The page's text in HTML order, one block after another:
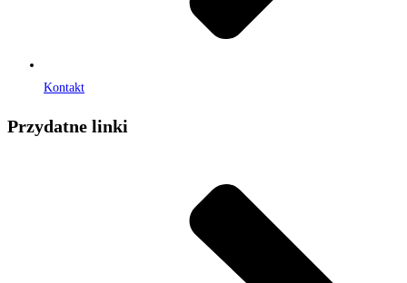
Kontakt
Przydatne linki